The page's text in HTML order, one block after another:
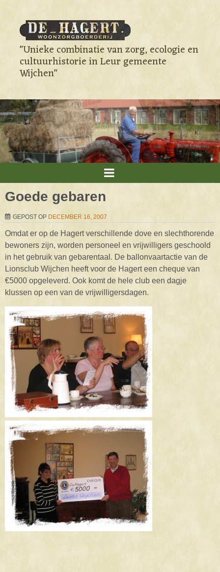
"Unieke combinatie van zorg, ecologie en
cultuurhistorie in Leur gemeente
Wijchen"
Goede gebaren
GEPOST OP DECEMBER 16, 2007
Omdat er op de Hagert verschillende dove en slechthorende
bewoners zijn, worden personeel en vrijwilligers geschoold
in het gebruik van gebarentaal. De ballonvaartactie van de
Lionsclub Wijchen heeft voor de Hagert een cheque van
€5000 opgeleverd. Ook komt de hele club een dagje
klussen op een van de vrijwilligersdagen.